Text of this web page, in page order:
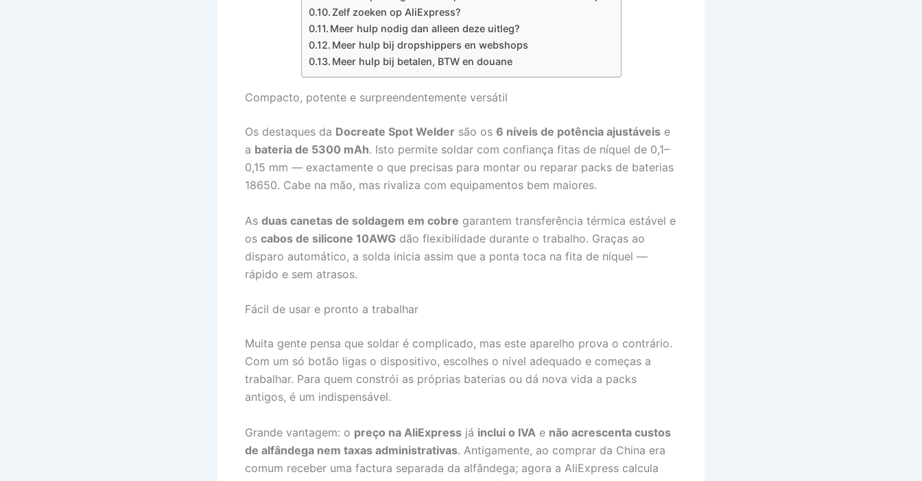
Zelf zoeken op AliExpress?
Meer hulp nodig dan alleen deze uitleg?
Meer hulp bij dropshippers en webshops
Meer hulp bij betalen, BTW en douane
Compacto, potente e surpreendentemente versátil
Os destaques da Docreate Spot Welder são os 6 níveis de potência ajustáveis e
a bateria de 5300 mAh. Isto permite soldar com confiança fitas de níquel de 0,1–
0,15 mm — exactamente o que precisas para montar ou reparar packs de baterias
18650. Cabe na mão, mas rivaliza com equipamentos bem maiores.
As duas canetas de soldagem em cobre garantem transferência térmica estável e
os cabos de silicone 10AWG dão flexibilidade durante o trabalho. Graças ao
disparo automático, a solda inicia assim que a ponta toca na fita de níquel —
rápido e sem atrasos.
Fácil de usar e pronto a trabalhar
Muita gente pensa que soldar é complicado, mas este aparelho prova o contrário.
Com um só botão ligas o dispositivo, escolhes o nível adequado e começas a
trabalhar. Para quem constrói as próprias baterias ou dá nova vida a packs
antigos, é um indispensável.
Grande vantagem: o preço na AliExpress já inclui o IVA e não acrescenta custos
de alfândega nem taxas administrativas. Antigamente, ao comprar da China era
comum receber uma factura separada da alfândega; agora a AliExpress calcula